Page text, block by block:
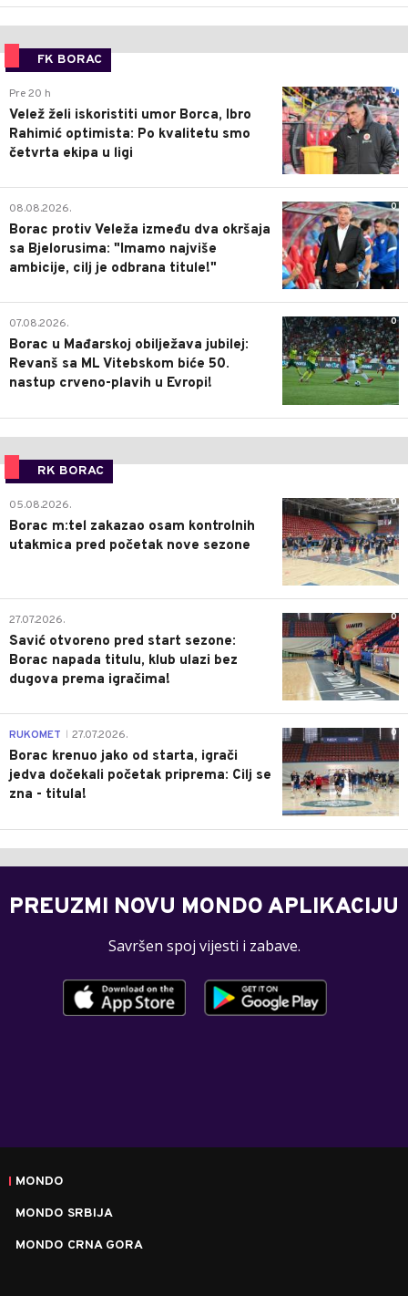
FK BORAC
0
Pre 20 h
Velež želi iskoristiti umor Borca, Ibro
Rahimić optimista: Po kvalitetu smo
četvrta ekipa u ligi
0
08.08.2026.
Borac protiv Veleža između dva okršaja
sa Bjelorusima: "Imamo najviše
ambicije, cilj je odbrana titule!"
0
07.08.2026.
Borac u Mađarskoj obilježava jubilej:
Revanš sa ML Vitebskom biće 50.
nastup crveno-plavih u Evropi!
RK BORAC
0
05.08.2026.
Borac m:tel zakazao osam kontrolnih
utakmica pred početak nove sezone
0
27.07.2026.
Savić otvoreno pred start sezone:
Borac napada titulu, klub ulazi bez
dugova prema igračima!
0
RUKOMET 27.07.2026.
Borac krenuo jako od starta, igrači
jedva dočekali početak priprema: Cilj se
zna - titula!
PREUZMI NOVU MONDO APLIKACIJU
Savršen spoj vijesti i zabave.
MONDO
MONDO SRBIJA
MONDO CRNA GORA